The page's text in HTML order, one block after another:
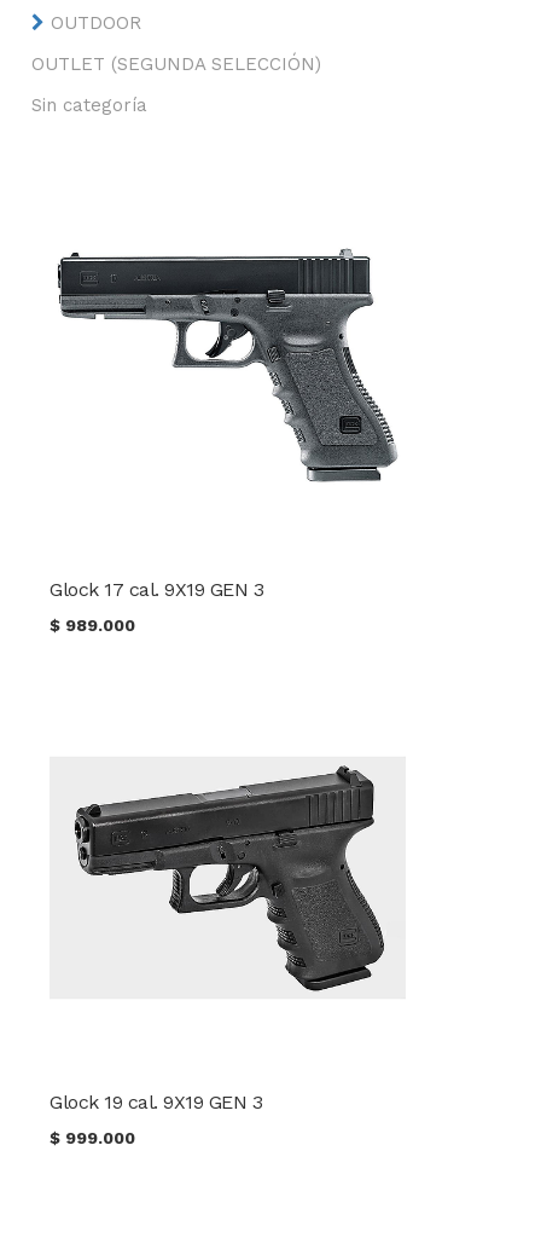
OUTDOOR
OUTLET (SEGUNDA SELECCIÓN)
Sin categoría
Glock 17 cal. 9X19 GEN 3
$ 989.000
Glock 19 cal. 9X19 GEN 3
$ 999.000